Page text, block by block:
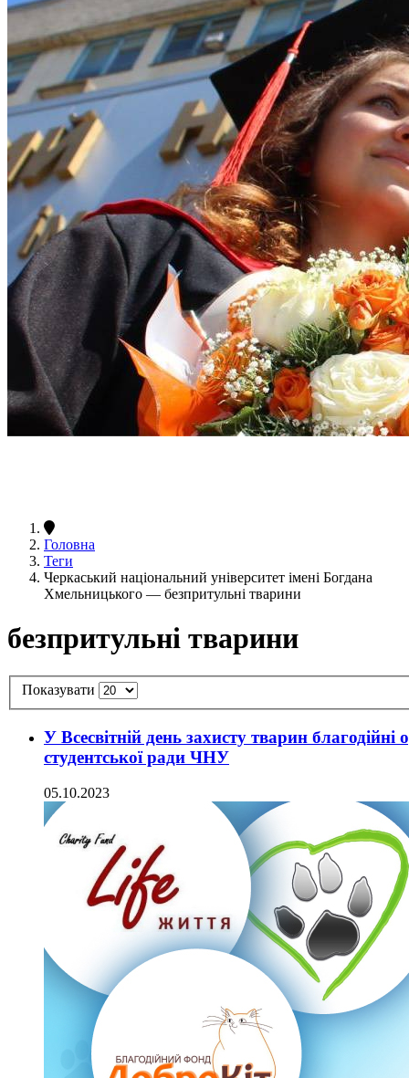
Головна
Теги
Черкаський національний університет імені Богдана
Хмельницького — безпритульні тварини
безпритульні тварини
Показувати
У Всесвітній день захисту тварин благодійні
студентської ради ЧНУ
05.10.2023